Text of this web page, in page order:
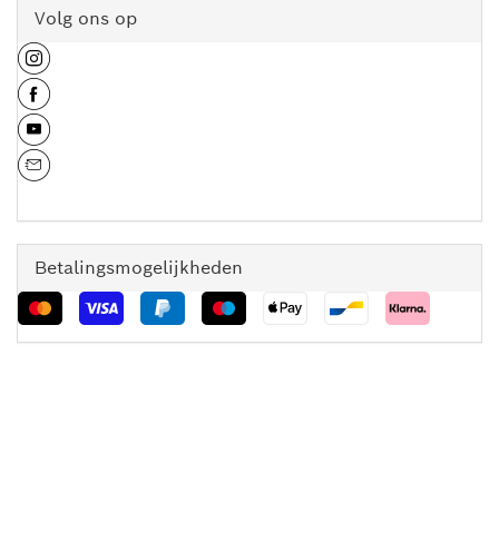
Volg ons op
Betalingsmogelijkheden